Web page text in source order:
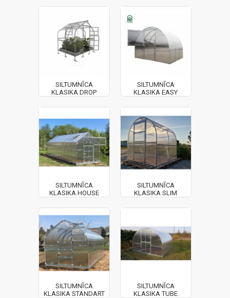
SILTUMNĪCA
KLASIKA DROP
SILTUMNĪCA
KLASIKA EASY
SILTUMNĪCA
KLASIKA HOUSE
SILTUMNĪCA
KLASIKA SLIM
SILTUMNĪCA
KLASIKA STANDART
SILTUMNĪCA
KLASIKA TUBE